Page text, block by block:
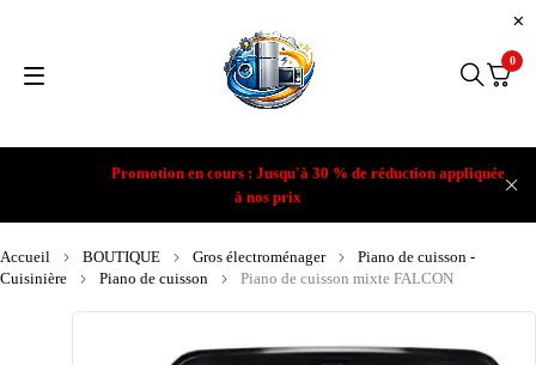
Promotion en cours : Jusqu'à 30 % de réduction appliquée
à nos prix
0
Accueil BOUTIQUE Gros électroménager
Piano de cuisson -
Cuisinière
Piano de cuisson Piano de cuisson mixte FALCON